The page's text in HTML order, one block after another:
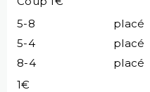
5-8
placé
5-4
placé
8-4
placé
1€